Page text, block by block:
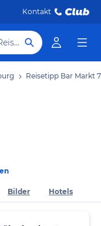
Kontakt
Hotel, Reiseziel
Reisetipp Bar Markt 7
Bilder Hotels